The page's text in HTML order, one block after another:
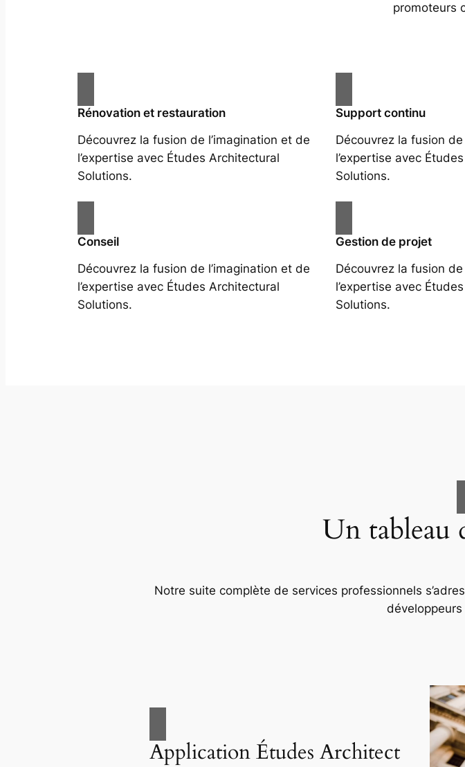
promoteurs
Rénovation et restauration
Découvrez la fusion de l’imagination et de
l’expertise avec Études Architectural
Solutions.
Support continu
Découvrez la fusion
l’expertise avec
Solutions.
Conseil
Découvrez la fusion de l’imagination et de
l’expertise avec Études Architectural
Solutions.
Gestion de projet
Découvrez la fusion
l’expertise avec
Solutions.
Un tableau
Notre suite complète de services professionnels
Application Études Architect